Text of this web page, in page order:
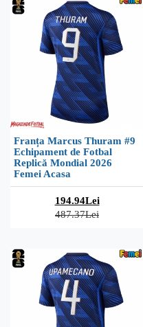
Franța Marcus Thuram #9
Echipament de Fotbal
Replică Mondial 2026
Femei Acasa
194.94Lei
487.37Lei